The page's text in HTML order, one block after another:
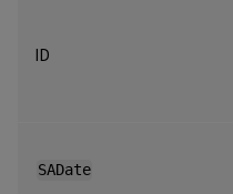
ID
SADate